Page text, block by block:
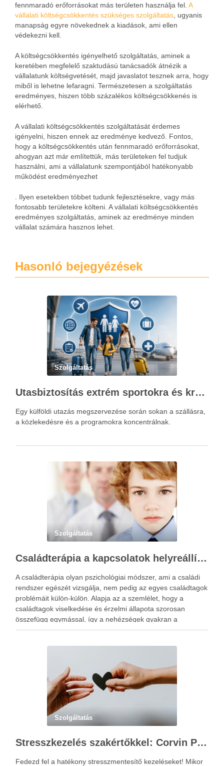
fennmaradó erőforrásokat más területen használja fel. A
vállalati költségcsökkentés szükséges szolgáltatás , ugyanis
manapság egyre növekednek a kiadások, ami ellen
védekezni kell.
A költségcsökkentés igényelhető szolgáltatás, aminek a
keretében megfelelő szaktudású tanácsadók átnézik a
vállalatunk költségvetését, majd javaslatot tesznek arra, hogy
miből is lehetne lefaragni. Természetesen a szolgáltatás
eredményes, hiszen több százalékos költségcsökkenés is
elérhető.
A vállalati költségcsökkentés szolgáltatását érdemes
igényelni, hiszen ennek az eredménye kedvező. Fontos,
hogy a költségcsökkentés után fennmaradó erőforrásokat,
ahogyan azt már említettük, más területeken fel tudjuk
használni, ami a vállalatunk szempontjából hatékonyabb
működést eredményezhet
. Ilyen esetekben többet tudunk fejlesztésekre, vagy más
fontosabb területekre költeni. A vállalati költségcsökkentés
eredményes szolgáltatás, aminek az eredménye minden
vállalat számára hasznos lehet.
Hasonló bejegyézések
Szolgáltatás
Utasbiztosítás extrém sportokra és krónikus betegségek esetén: mire figyelj utazás előtt?
Egy külföldi utazás megszervezése során sokan a szállásra,
a közlekedésre és a programokra koncentrálnak.
Szolgáltatás
Családterápia a kapcsolatok helyreállításért
A családterápia olyan pszichológiai módszer, ami a családi
rendszer egészét vizsgálja, nem pedig az egyes családtagok
problémáit külön-külön. Alapja az a szemlélet, hogy a
családtagok viselkedése és érzelmi állapota szorosan
összefügg egymással, így a nehézségek gyakran a
kapcsolati mintázatokban gyökereznek. A családterápia
Szolgáltatás
Stresszkezelés szakértőkkel: Corvin Pszichológia – a modern terápiás megoldások útmutatója
Fedezd fel a hatékony stresszmentesítő kezeléseket! Mikor